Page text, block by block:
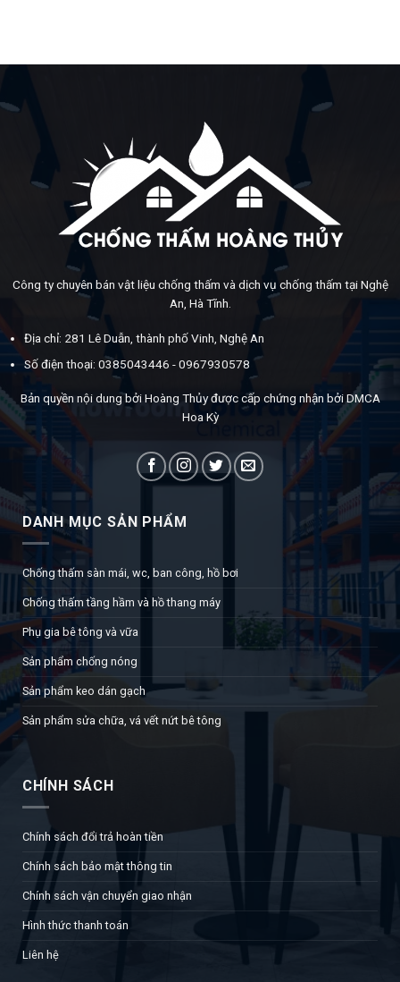
Công ty chuyên bán vật liệu chống thấm và dịch vụ chống thấm tại Nghệ
An, Hà Tĩnh.
Địa chỉ: 281 Lê Duẫn, thành phố Vinh, Nghệ An
Số điện thoại: 0385043446 - 0967930578
Bản quyền nội dung bởi Hoàng Thủy được cấp chứng nhận bởi DMCA
Hoa Kỳ
DANH MỤC SẢN PHẨM
Chống thấm sàn mái, wc, ban công, hồ bơi
Chống thấm tầng hầm và hồ thang máy
Phụ gia bê tông và vữa
Sản phẩm chống nóng
Sản phẩm keo dán gạch
Sản phẩm sửa chữa, vá vết nứt bê tông
CHÍNH SÁCH
Chính sách đổi trả hoàn tiền
Chính sách bảo mật thông tin
Chính sách vận chuyển giao nhận
Hình thức thanh toán
Liên hệ